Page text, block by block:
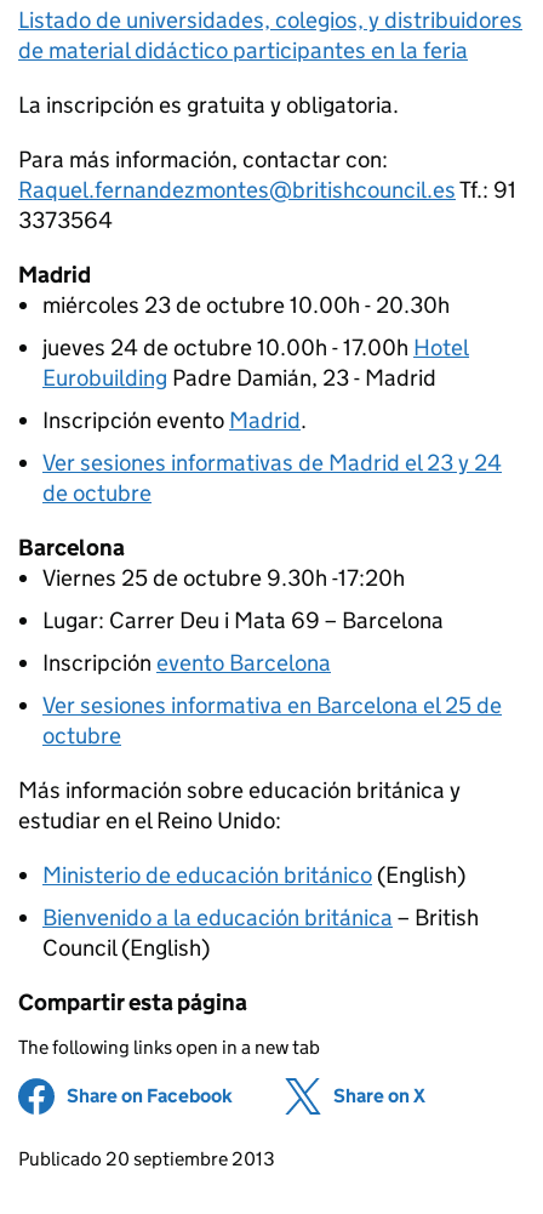
Listado de universidades, colegios, y distribuidores
de material didáctico participantes en la feria
La inscripción es gratuita y obligatoria.
Para más información, contactar con:
Raquel.fernandezmontes@britishcouncil.esTf.: 91
3373564
Madrid
miércoles 23 de octubre 10.00h - 20.30h
jueves 24 de octubre 10.00h - 17.00h Hotel
Eurobuilding Padre Damián, 23 - Madrid
Inscripción evento Madrid.
Ver sesiones informativas de Madrid el 23 y 24
de octubre
Barcelona
Viernes 25 de octubre 9.30h -17:20h
Lugar: Carrer Deu i Mata 69 – Barcelona
Inscripción evento Barcelona
Ver sesiones informativa en Barcelona el 25 de
octubre
Más información sobre educación británica y
estudiar en el Reino Unido:
Ministerio de educación británico (English)
Bienvenido a la educación británica – British
Council (English)
Compartir esta página
The following links open in a new tab
Share on Facebook (opens in new tab)
Share on X
Updates to this page
Publicado 20 septiembre 2013